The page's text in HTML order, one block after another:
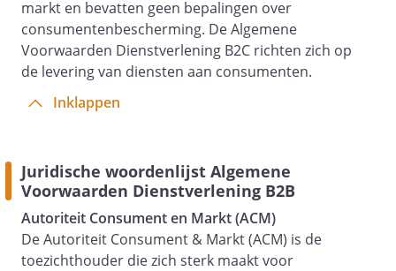
In geval van liquidatie, faillissement,
beslag of surseance van betaling van
de opdrachtgever zijn de vorderingen
van dienstverlener op de
opdrachtgever onmiddellijk opeisbaar.
opdracht door dienstverlener, dan is
hij nog steeds verplicht de afgesproken
prijs aan dienstverlener te betalen.
Artikel 4 - Aanbiedingen en offertes
markt en bevatten geen bepalingen over
consumentenbescherming. De Algemene
Voorwaarden Dienstverlening B2C richten zich op
de levering van diensten aan consumenten.
Inklappen
Juridische woordenlijst Algemene
Voorwaarden Dienstverlening B2B
Autoriteit Consument en Markt (ACM)
De Autoriteit Consument & Markt (ACM) is de
toezichthouder die zich sterk maakt voor